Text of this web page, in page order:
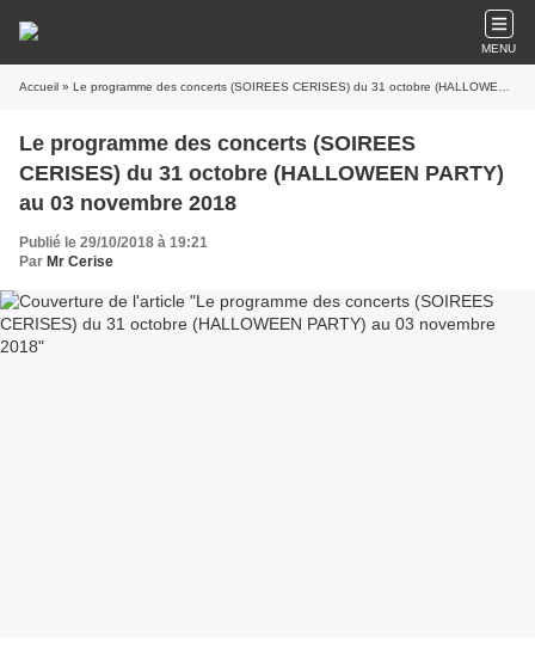
MENU
Accueil » Le programme des concerts (SOIREES CERISES) du 31 octobre (HALLOWEEN PARTY) au 03 novembre 2018
Le programme des concerts (SOIREES
CERISES) du 31 octobre (HALLOWEEN PARTY)
au 03 novembre 2018
Publié le 29/10/2018 à 19:21
Par Mr Cerise